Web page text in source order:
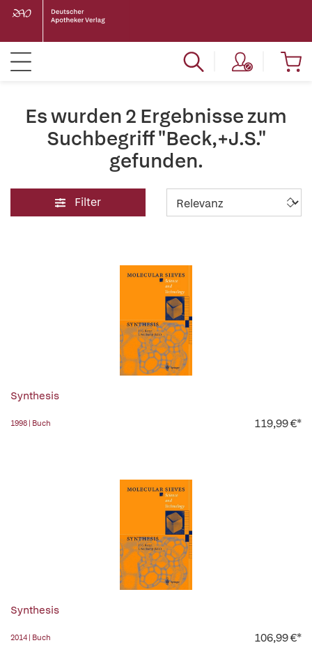
Es wurden 2 Ergebnisse zum
Suchbegriff "Beck,+J.S."
gefunden.
Filter
Synthesis
1998 | Buch 119,99 €*
Synthesis
2014 | Buch 106,99 €*